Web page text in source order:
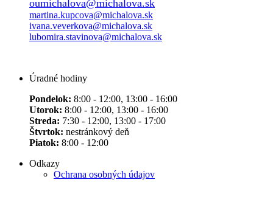
oumichalova@michalova.sk
martina.kupcova@michalova.sk
ivana.veverkova@michalova.sk
lubomira.stavinova@michalova.sk
Úradné hodiny
Pondelok: 8:00 - 12:00, 13:00 - 16:00
Utorok: 8:00 - 12:00, 13:00 - 16:00
Streda: 7:30 - 12:00, 13:00 - 17:00
Štvrtok: nestránkový deň
Piatok: 8:00 - 12:00
Odkazy
Ochrana osobných údajov